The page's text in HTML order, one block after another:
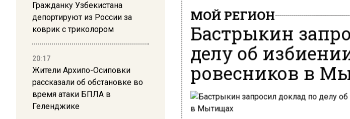
Гражданку Узбекистана
депортируют из России за
коврик с триколором
20:17
Жители Архипо-Осиповки
рассказали об обстановке во
время атаки БПЛА в
Геленджике
МОЙ РЕГИОН
Бастрыкин
делу об
ровесников в